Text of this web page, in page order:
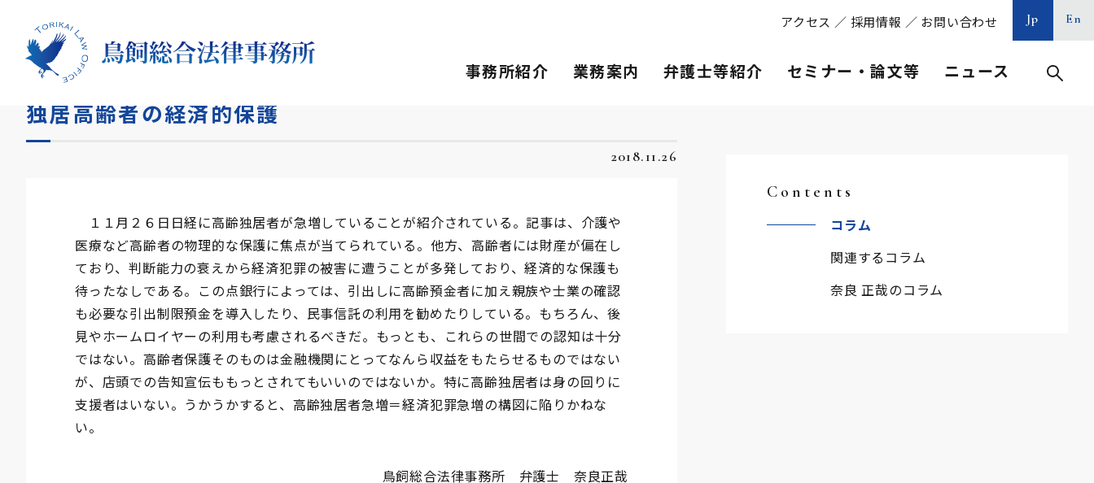
アクセス ／ 採用情報 ／ お問い合わせ Jp En
事務所紹介 業務案内 弁護士等紹介 セミナー・論文等 ニュース
HOME
独居高齢者の経済的保護
2018.11.26
１１月２６日日経に高齢独居者が急増していることが紹介されている。記事は、介護や
医療など高齢者の物理的な保護に焦点が当てられている。他方、高齢者には財産が偏在し
ており、判断能力の衰えから経済犯罪の被害に遭うことが多発しており、経済的な保護も
待ったなしである。この点銀行によっては、引出しに高齢預金者に加え親族や士業の確認
も必要な引出制限預金を導入したり、民事信託の利用を勧めたりしている。もちろん、後
見やホームロイヤーの利用も考慮されるべきだ。もっとも、これらの世間での認知は十分
ではない。高齢者保護そのものは金融機関にとってなんら収益をもたらせるものではない
が、店頭での告知宣伝ももっとされてもいいのではないか。特に高齢独居者は身の回りに
支援者はいない。うかうかすると、高齢独居者急増＝経済犯罪急増の構図に陥りかねな
い。
鳥飼総合法律事務所 弁護士 奈良正哉
Contents
コラム
関連するコラム
奈良 正哉のコラム